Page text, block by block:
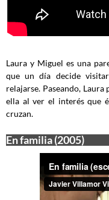
Laura y Miguel es una
que un día decide
relajarse. Paseando,
ella al ver el interés que
cruzan.
En familia (2005)